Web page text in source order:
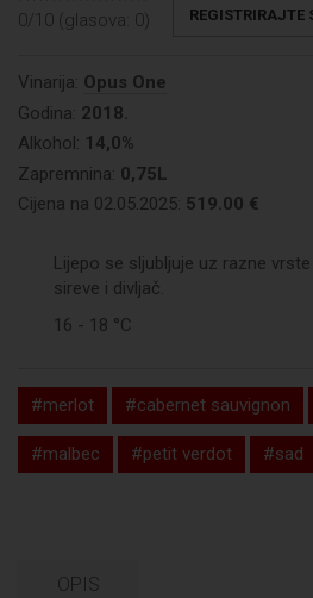
0/10 (glasova: 0) REGISTRIRAJTE
Vinarija: Opus One
Godina: 2018.
Alkohol: 14,0%
Zapremnina: 0,75L
Cijena na 02.05.2025: 519.00 €
Lijepo se sljubljuje uz razne
sireve i divljač.
16 - 18 °C
#merlot #cabernet sauvignon
#malbec #petit verdot #sad
OPIS